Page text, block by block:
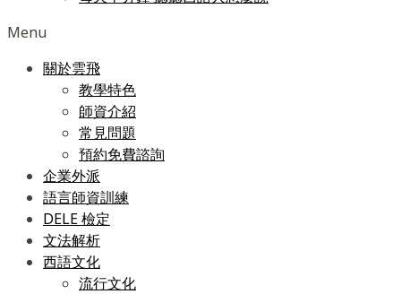
Menu
關於雲飛
教學特色
師資介紹
常見問題
預約免費諮詢
企業外派
語言師資訓練
DELE 檢定
文法解析
西語文化
流行文化